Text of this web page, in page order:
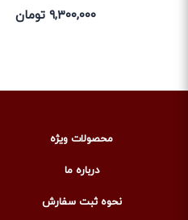
۹,۳۰۰,۰۰۰ تومان
محصولات ویژه
درباره ما
نحوه ثبت سفارش